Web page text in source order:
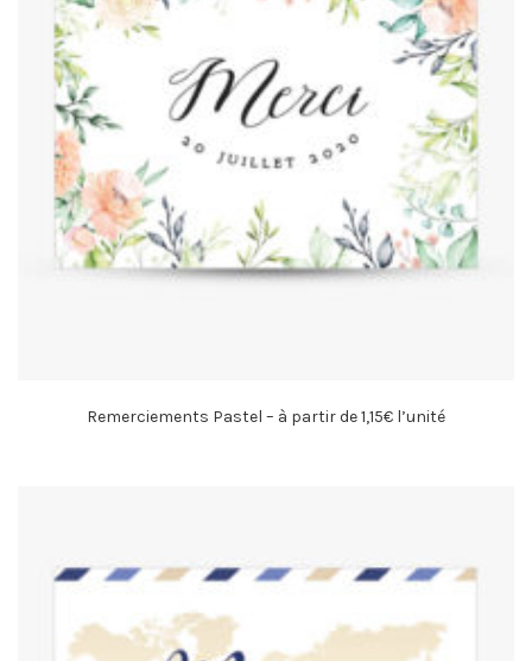
Remerciements Pastel – à partir de 1,15€ l’unité